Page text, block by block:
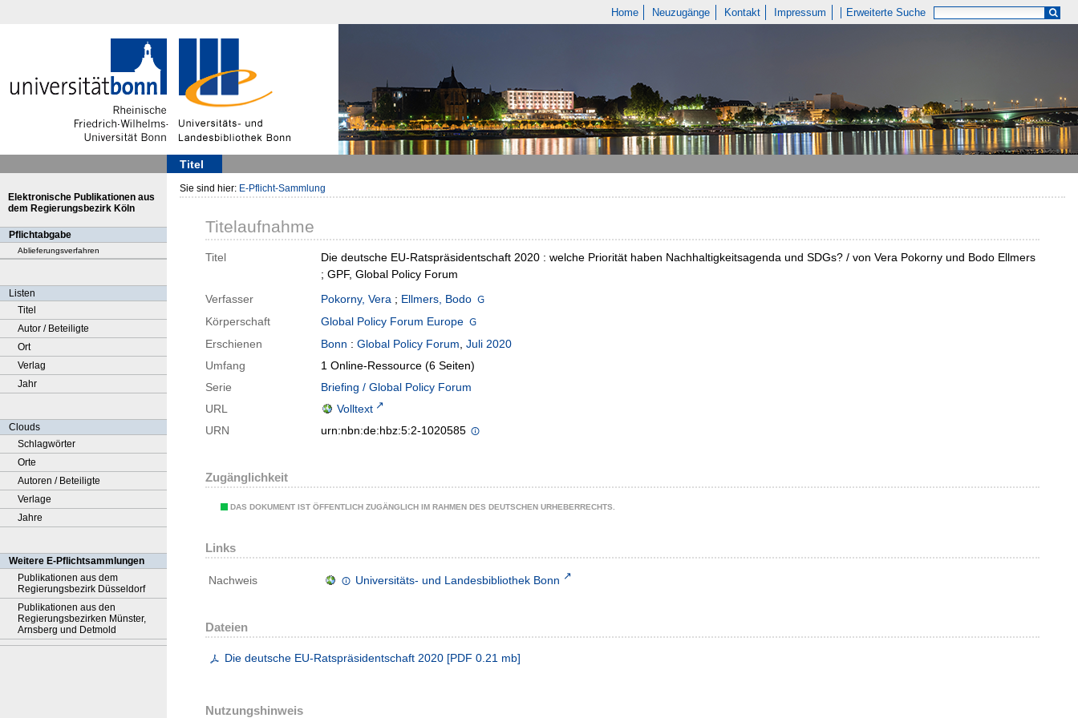
Home Neuzugänge Kontakt Impressum Erweiterte Suche
Titel
Elektronische Publikationen aus
dem Regierungsbezirk Köln
Pflichtabgabe
Ablieferungsverfahren
Listen
Titel
Autor / Beteiligte
Ort
Verlag
Jahr
Clouds
Schlagwörter
Orte
Autoren / Beteiligte
Verlage
Jahre
Weitere E-Pflichtsammlungen
Publikationen aus dem
Regierungsbezirk Düsseldorf
Publikationen aus den
Regierungsbezirken Münster,
Arnsberg und Detmold
Sie sind hier: E-Pflicht-Sammlung
Titelaufnahme
Titel
Die deutsche EU-Ratspräsidentschaft 2020 : welche Priorität haben Nachhaltigkeitsagenda und SDGs? / von Vera Pokorny und Bodo Ellmers
; GPF, Global Policy Forum
Verfasser
Pokorny, Vera ; Ellmers, Bodo
Körperschaft
Global Policy Forum Europe
Erschienen
Bonn : Global Policy Forum, Juli 2020
Umfang
1 Online-Ressource (6 Seiten)
Serie
Briefing / Global Policy Forum
URL
Volltext
URN
urn:nbn:de:hbz:5:2-1020585
Zugänglichkeit
DAS DOKUMENT IST ÖFFENTLICH ZUGÄNGLICH IM RAHMEN DES DEUTSCHEN URHEBERRECHTS.
Links
Nachweis Universitäts- und Landesbibliothek Bonn
Dateien
Die deutsche EU-Ratspräsidentschaft 2020 [PDF 0.21 mb]
Nutzungshinweis